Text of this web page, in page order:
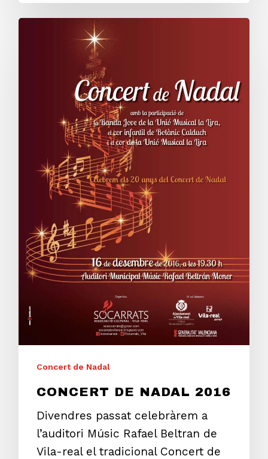
Concert de Nadal
CONCERT DE NADAL 2016
Divendres passat celebràrem a
l’auditori Músic Rafael Beltran de
Vila-real el tradicional Concert de